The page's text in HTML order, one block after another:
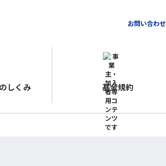
お問い合わせ
しくみ 基金規約